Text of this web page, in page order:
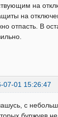
на
на
отпасть. В
07-01 15:26:47
с
буржуев